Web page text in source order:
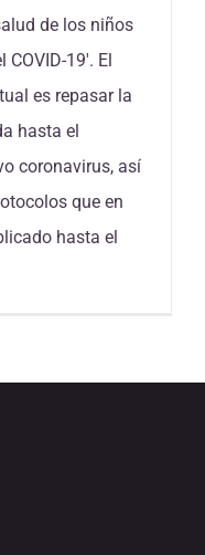
de los niños
19'. El
es repasar la
hasta el
coronavirus, así
que en
hasta el